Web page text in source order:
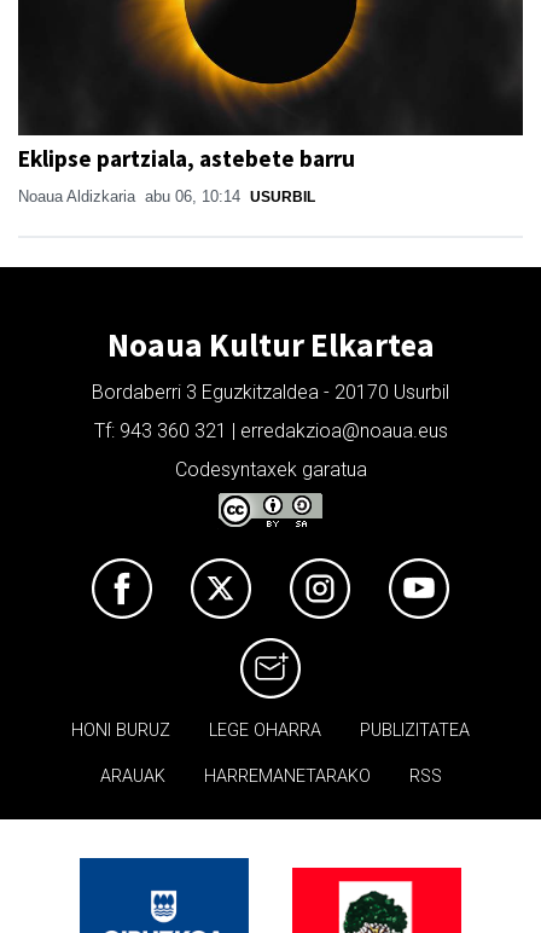
Eklipse partziala, astebete barru
Noaua Aldizkaria abu 06, 10:14 USURBIL
Noaua Kultur Elkartea
Bordaberri 3 Eguzkitzaldea - 20170 Usurbil
Tf: 943 360 321 | erredakzioa@noaua.eus
Codesyntaxek garatua
HONI BURUZ LEGE OHARRA PUBLIZITATEA
ARAUAK HARREMANETARAKO RSS